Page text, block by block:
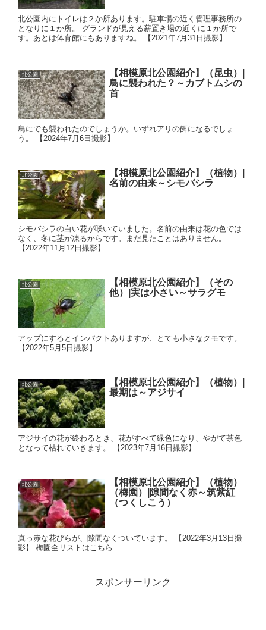
北公園内にトイレは２か所あります。駐車場の近く管理事務所の
となりに１か所。 グランドが見える薪置き場の近くに１か所で
す。あとは体育館にもありますね。 【2021年7月31日撮影】
北公園
【相模原北公園紹介】（昆虫）|
鳥に襲われた？～カブトムシの
首
鳥にでも襲われたのでしょうか。いずれアリの餌になるでしょ
う。 【2024年7月6日撮影】
北公園
【相模原北公園紹介】（植物）|
名前の由来～シモバシラ
シモバシラの白い花が咲いていました。名前の由来は花の色では
なく、冬に茎が凍るからです。まだ見たことはありません。
【2022年11月12日撮影】
北公園
【相模原北公園紹介】（その
他）|実は小さい～サラグモ
アップにするとインパクトありますが、とても小さなクモです。
【2022年5月5日撮影】
北公園
【相模原北公園紹介】（植物）|
最期は～アジサイ
アジサイの花が終わるとき、花がすべて緑色になり、やがて茶色
となって枯れていきます。 【2023年7月16日撮影】
北公園
【相模原北公園紹介】（植物）
（梅園）|隙間なく赤～筑紫紅
（つくしこう）
真っ赤な花びらが、隙間なくついています。 【2022年3月13日撮
影】 梅園全リストはこちら
スポンサーリンク